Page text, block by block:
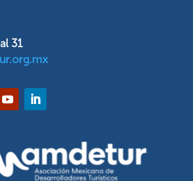
al 31